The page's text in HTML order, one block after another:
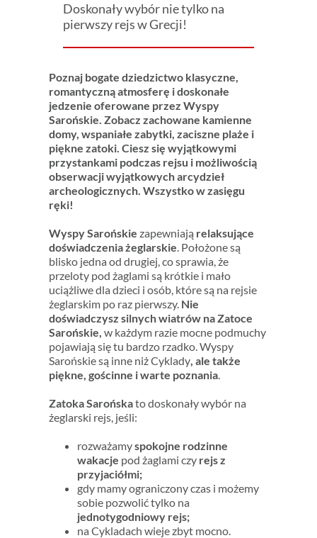
Doskonały wybór nie tylko na
pierwszy rejs w Grecji!
Poznaj bogate dziedzictwo klasyczne,
romantyczną atmosferę i doskonałe
jedzenie oferowane przez Wyspy
Sarońskie. Zobacz zachowane kamienne
domy, wspaniałe zabytki, zaciszne plaże i
piękne zatoki. Ciesz się wyjątkowymi
przystankami podczas rejsu i możliwością
obserwacji wyjątkowych arcydzieł
archeologicznych. Wszystko w zasięgu
ręki!
Wyspy Sarońskie zapewniają relaksujące
doświadczenia żeglarskie. Położone są
blisko jedna od drugiej, co sprawia, że
przeloty pod żaglami są krótkie i mało
uciążliwe dla dzieci i osób, które są na rejsie
żeglarskim po raz pierwszy. Nie
doświadczysz silnych wiatrów na Zatoce
Sarońskie, w każdym razie mocne podmuchy
pojawiają się tu bardzo rzadko. Wyspy
Sarońskie są inne niż Cyklady, ale także
piękne, gościnne i warte poznania.
Zatoka Sarońskato doskonały wybór na
żeglarski rejs, jeśli:
rozważamyspokojne rodzinne
wakacje pod żaglami czy rejs z
przyjaciółmi;
gdy mamy ograniczony czas i możemy
sobie pozwolić tylko na
jednotygodniowy rejs;
na Cykladach wieje zbyt mocno.